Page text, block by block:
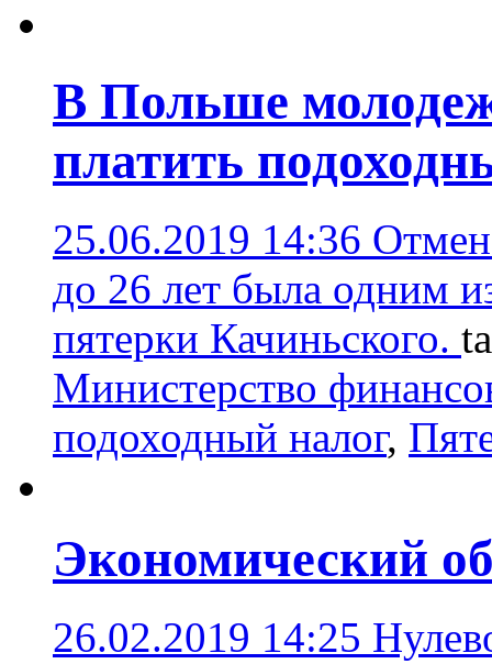
В Польше
платить
25.06.2019 14:36
до 26 лет была одним
пятерки Качиньского.
Министерство
подоходный налог,
Экономический
26.02.2019 14:25